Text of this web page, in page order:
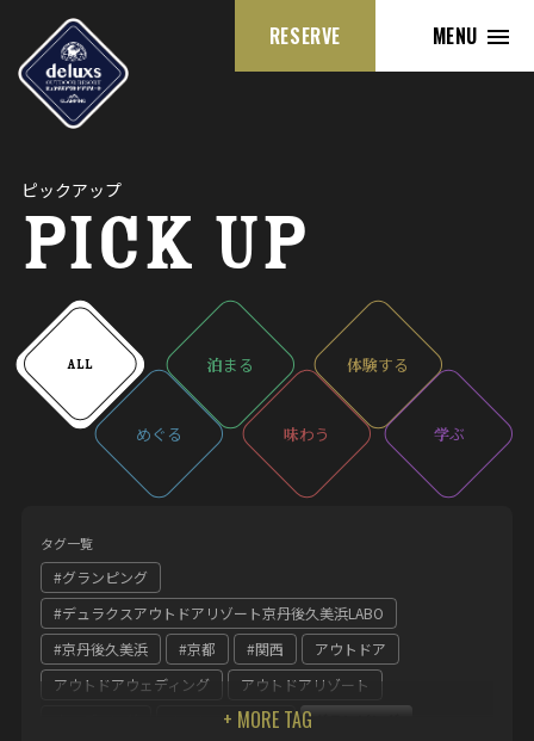
RESERVE MENU
ピックアップ
PICK UP
ALL 泊まる 体験する
めぐる 味わう 学ぶ
タグ一覧
#グランピング
#デュラクスアウトドアリゾート京丹後久美浜LABO
#京丹後久美浜
#京都 #関西
アウトドア
アウトドアウェディング
アウトドアリゾート
キャンペーン企画